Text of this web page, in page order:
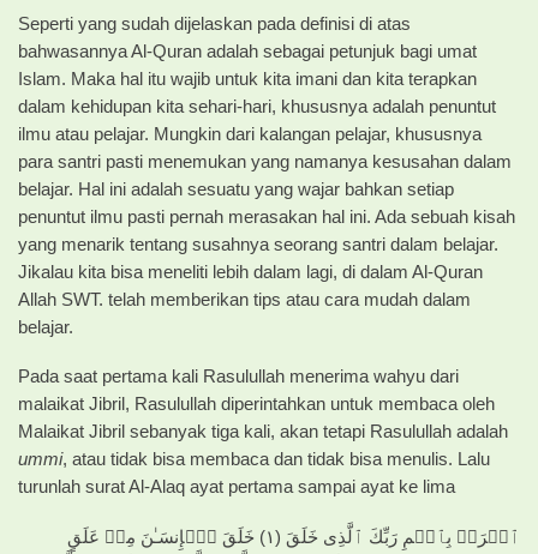
Seperti yang sudah dijelaskan pada definisi di atas
bahwasannya Al-Quran adalah sebagai petunjuk bagi umat
Islam. Maka hal itu wajib untuk kita imani dan kita terapkan
dalam kehidupan kita sehari-hari, khususnya adalah penuntut
ilmu atau pelajar. Mungkin dari kalangan pelajar, khususnya
para santri pasti menemukan yang namanya kesusahan dalam
belajar. Hal ini adalah sesuatu yang wajar bahkan setiap
penuntut ilmu pasti pernah merasakan hal ini. Ada sebuah kisah
yang menarik tentang susahnya seorang santri dalam belajar.
Jikalau kita bisa meneliti lebih dalam lagi, di dalam Al-Quran
Allah SWT. telah memberikan tips atau cara mudah dalam
belajar.
Pada saat pertama kali Rasulullah menerima wahyu dari
malaikat Jibril, Rasulullah diperintahkan untuk membaca oleh
Malaikat Jibril sebanyak tiga kali, akan tetapi Rasulullah adalah
ummi, atau tidak bisa membaca dan tidak bisa menulis. Lalu
turunlah surat Al-Alaq ayat pertama sampai ayat ke lima
ٱقۡرَأۡ بِٱسۡمِ رَبِّكَ ٱلَّذِى خَلَقَ ( ١ ) خَلَقَ ٱلۡإِنسَـٰنَ مِنۡ عَلَقٍ